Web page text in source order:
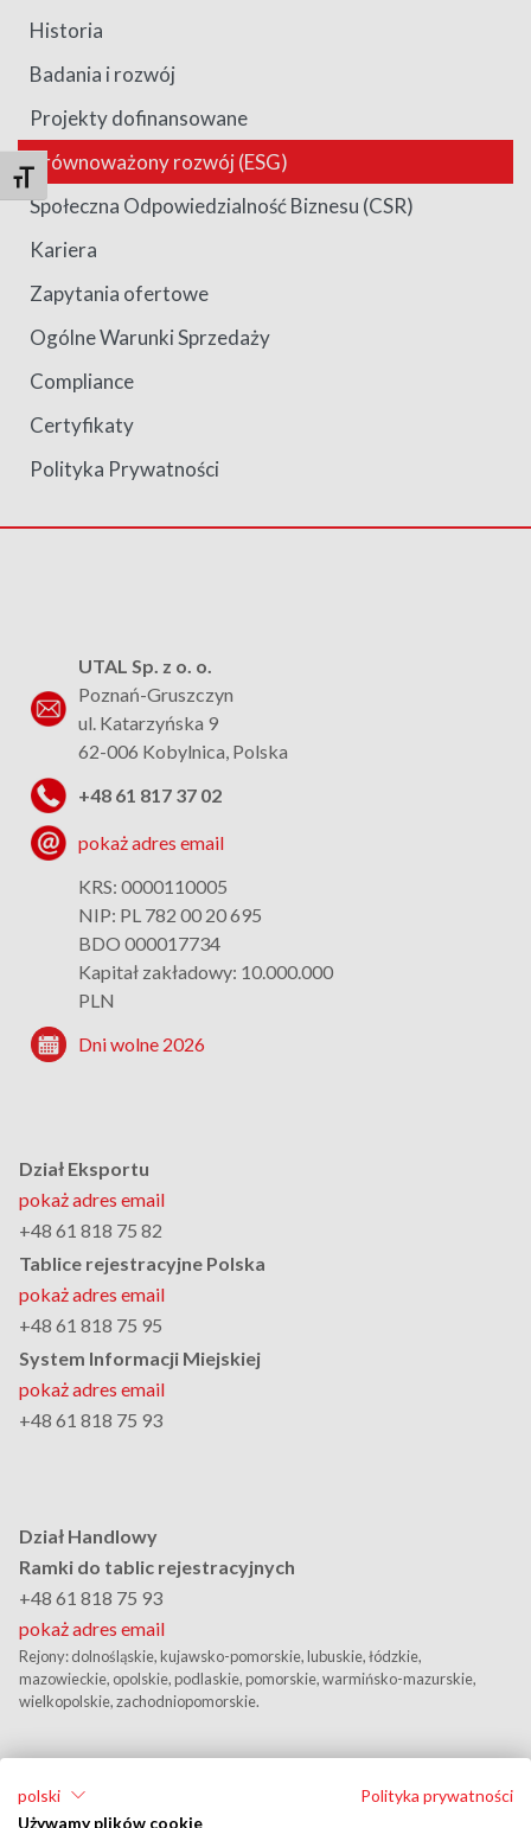
Toggle Font size
Historia
Badania i rozwój
Projekty dofinansowane
Zrównoważony rozwój (ESG)
Społeczna Odpowiedzialność Biznesu (CSR)
Kariera
Zapytania ofertowe
Ogólne Warunki Sprzedaży
Compliance
Certyfikaty
Polityka Prywatności
UTAL Sp. z o. o.
Poznań-Gruszczyn
ul. Katarzyńska 9
62-006 Kobylnica, Polska
+48 61 817 37 02
pokaż adres email
KRS: 0000110005
NIP: PL 782 00 20 695
BDO 000017734
Kapitał zakładowy: 10.000.000
PLN
Dni wolne 2026
Dział Eksportu
pokaż adres email
+48 61 818 75 82
Tablice rejestracyjne Polska
pokaż adres email
+48 61 818 75 95
System Informacji Miejskiej
pokaż adres email
+48 61 818 75 93
Dział Handlowy
Ramki do tablic rejestracyjnych
+48 61 818 75 93
pokaż adres email
Rejony: dolnośląskie, kujawsko-pomorskie, lubuskie, łódzkie,
mazowieckie, opolskie, podlaskie, pomorskie, warmińsko-mazurskie,
wielkopolskie, zachodniopomorskie.
polski
Polityka prywatności
Używamy plików cookie